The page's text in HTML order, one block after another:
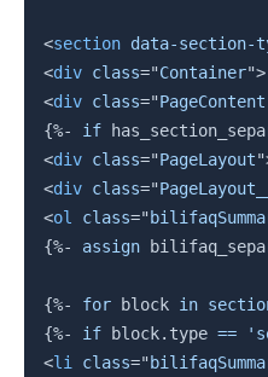
<section data-section-
<div class="Container">
<div class="PageContent
{%-
if
<div class="PageLayout"
<div class="
<ol class="
{%-
assign
{%- for block in
{%-
if block. type ==
<li class="